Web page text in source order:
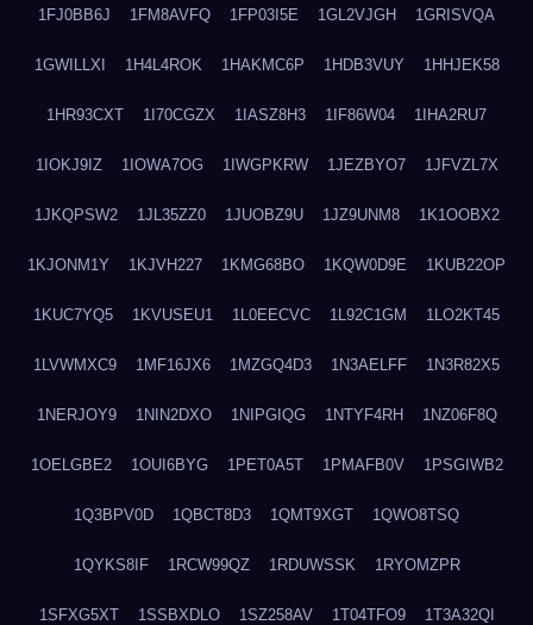
1FJ0BB6J 1FM8AVFQ 1FP03I5E 1GL2VJGH 1GRISVQA
1GWILLXI 1H4L4ROK 1HAKMC6P 1HDB3VUY 1HHJEK58
1HR93CXT 1I70CGZX 1IASZ8H3 1IF86W04 1IHA2RU7
1IOKJ9IZ 1IOWA7OG 1IWGPKRW 1JEZBYO7 1JFVZL7X
1JKQPSW2 1JL35ZZ0 1JUOBZ9U 1JZ9UNM8 1K1OOBX2
1KJONM1Y 1KJVH227 1KMG68BO 1KQW0D9E 1KUB22OP
1KUC7YQ5 1KVUSEU1 1L0EECVC 1L92C1GM 1LO2KT45
1LVWMXC9 1MF16JX6 1MZGQ4D3 1N3AELFF 1N3R82X5
1NERJOY9 1NIN2DXO 1NIPGIQG 1NTYF4RH 1NZ06F8Q
1OELGBE2 1OUI6BYG 1PET0A5T 1PMAFB0V 1PSGIWB2
1Q3BPV0D 1QBCT8D3 1QMT9XGT 1QWO8TSQ
1QYKS8IF 1RCW99QZ 1RDUWSSK 1RYOMZPR
1SFXG5XT 1SSBXDLO 1SZ258AV 1T04TFO9 1T3A32QI